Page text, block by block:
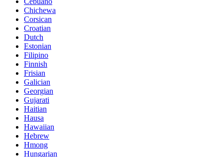
Chichewa
Corsican
Croatian
Dutch
Estonian
Filipino
Finnish
Frisian
Galician
Georgian
Gujarati
Haitian
Hausa
Hawaiian
Hebrew
Hmong
Hungarian